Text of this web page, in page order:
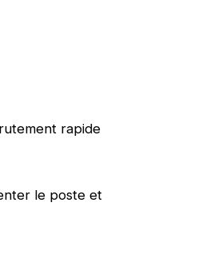
rapide
le poste et